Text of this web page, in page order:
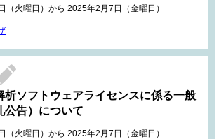
（火曜日）から 2025年2月7日（金曜日）
析ソフトウェアライセンスに係る一般
公告）について
（火曜日）から 2025年2月7日（金曜日）